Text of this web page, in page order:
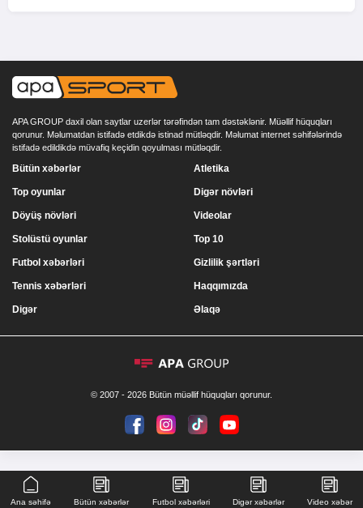
APA GROUP daxil olan saytlar uzerlər tərəfindən tam dəstəklənir. Müəllif hüquqları
qorunur. Məlumatdan istifadə etdikdə istinad mütləqdir. Məlumat internet səhifələrində
istifadə edildikdə müvafiq keçidin qoyulması mütləqdir.
Bütün xəbərlər
Top oyunlar
Döyüş növləri
Stolüstü oyunlar
Atletika
Digər növləri
Videolar
Top 10
Futbol xəbərləri
Tennis xəbərləri
Digər
Gizlilik şərtləri
Haqqımızda
Əlaqə
© 2007 - 2026 Bütün müəllif hüquqları qorunur.
Ana səhifə Bütün xəbərlər Futbol xəbərləri Digər xəbərlər Video xəbər